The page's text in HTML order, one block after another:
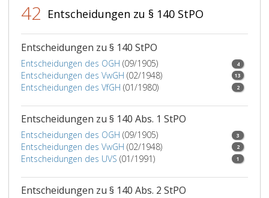
42 Entscheidungen zu § 140 StPO
Entscheidungen zu § 140 StPO
Entscheidungen des OGH (09/1905) 4
Entscheidungen des VwGH (02/1948) 13
Entscheidungen des VfGH (01/1980) 2
Entscheidungen zu § 140 Abs. 1 StPO
Entscheidungen des OGH (09/1905) 3
Entscheidungen des VwGH (02/1948) 2
Entscheidungen des UVS (01/1991) 1
Entscheidungen zu § 140 Abs. 2 StPO